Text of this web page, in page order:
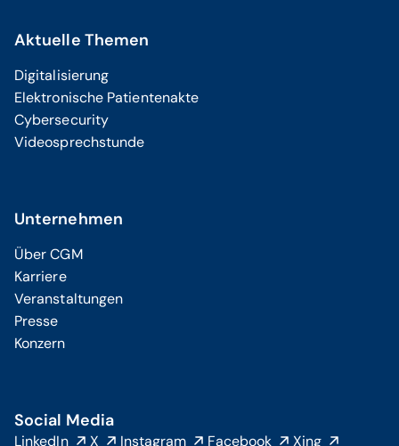
Aktuelle Themen
Digitalisierung
Elektronische Patientenakte
Cybersecurity
Videosprechstunde
Unternehmen
Über CGM
Karriere
Veranstaltungen
Presse
Konzern
Social Media
LinkedIn X Instagram Facebook Xing